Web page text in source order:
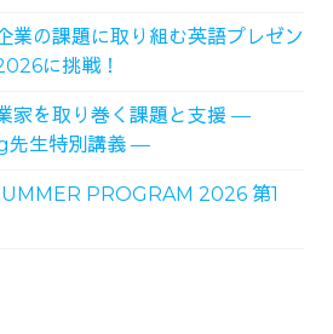
業の課題に取り組む英語プレゼン
に挑戦！
家を取り巻く課題と支援 ―
生特別講義 ―
PROGRAM 2026 第1